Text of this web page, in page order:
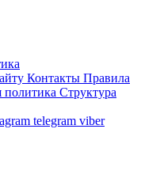
Контакты Правила
политика Структура
telegram viber